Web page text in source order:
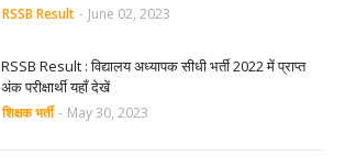
RSSB Result - June 02, 2023
RSSB Result : विद्यालय अध्यापक सीधी भर्ती 2022 में प्राप्त
अंक परीक्षार्थी यहाँ देखें
शिक्षक भर्ती - May 30, 2023